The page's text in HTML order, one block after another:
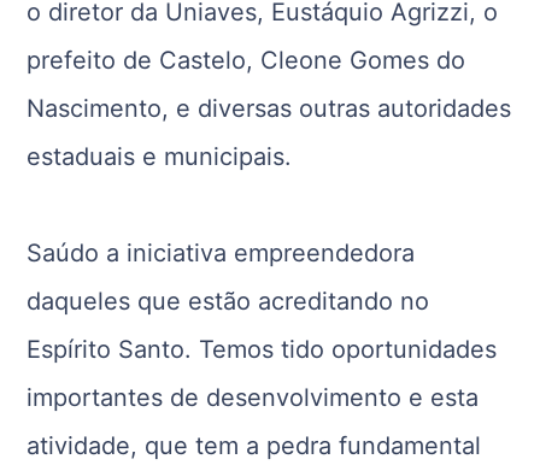
o diretor da Uniaves, Eustáquio Agrizzi, o
prefeito de Castelo, Cleone Gomes do
Nascimento, e diversas outras autoridades
estaduais e municipais.
Saúdo a iniciativa empreendedora
daqueles que estão acreditando no
Espírito Santo. Temos tido oportunidades
importantes de desenvolvimento e esta
atividade, que tem a pedra fundamental